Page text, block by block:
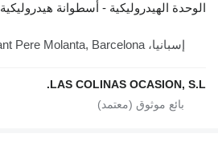
الوحدة الهيدروليكية - أسطوانة هيدروليكية
إسبانيا، Sant Pere Molanta, Barcelona
LAS COLINAS OCASION, S.L.